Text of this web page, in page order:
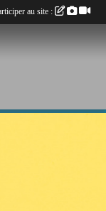
au site :